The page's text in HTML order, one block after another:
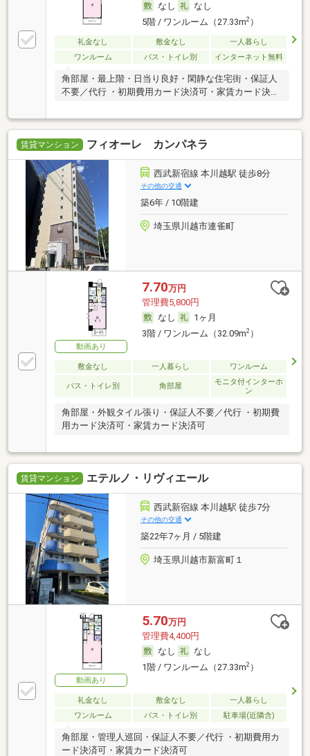
なし
なし
5階 / ワンルーム（27.33m2）
礼金なし 敷金なし
一人暮らし
ワンルーム
バス・トイレ別 インターネット無料
角部屋・最上階・日当り良好・閑静な住宅街・保証人
不要／代行 ・初期費用カード決済可・家賃カード決済
賃貸マンション フィオーレ カンパネラ
西武新宿線 本川越駅 徒歩8分
その他の交通
築6年 / 10階建
埼玉県川越市連雀町
動画あり
7.70万円
管理費5,800円
なし
1ヶ月
3階 / ワンルーム（32.09m2）
敷金なし 一人暮らし ワンルーム
バス・トイレ別 角部屋
モニタ付インターホ
ン
角部屋・外観タイル張り・保証人不要／代行 ・初期費
用カード決済可・家賃カード決済可
賃貸マンション エテルノ・リヴィエール
西武新宿線 本川越駅 徒歩7分
その他の交通
築22年7ヶ月 / 5階建
埼玉県川越市新富町１
動画あり
5.70万円
管理費4,400円
なし
なし
1階 / ワンルーム（27.33m2）
礼金なし 敷金なし
一人暮らし
ワンルーム
バス・トイレ別 駐車場(近隣含)
角部屋・管理人巡回・保証人不要／代行 ・初期費用カ
ード決済可・家賃カード決済可